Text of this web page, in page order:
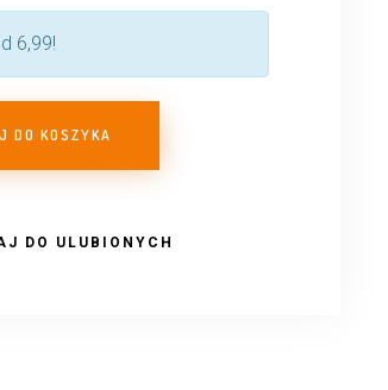
6,99!
DO KOSZYKA
DO ULUBIONYCH